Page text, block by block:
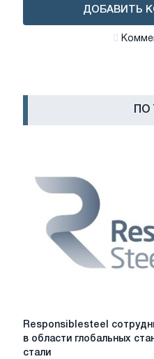
ДОБАВИТЬ
ПО
Responsiblesteel
сотрудничает
с
Responsiblesteel
в области глобальных
стали